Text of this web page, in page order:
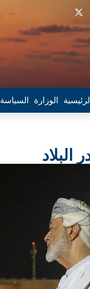
الوزارة